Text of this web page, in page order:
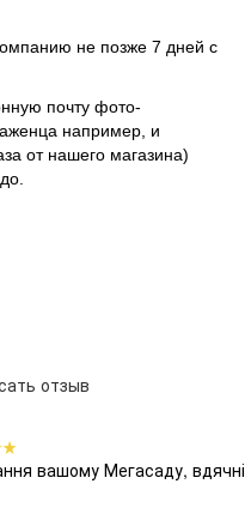
не позже 7 дней с
почту фото-
например, и
от нашего магазина)
отзыв
вашому Мегасаду, вдячні